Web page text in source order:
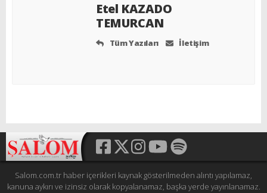
Etel KAZADO
TEMURCAN
Tüm Yazıları İletişim
Salom.com.tr haber içerikleri kaynak gösterilmeden alıntı yapılamaz,
kanuna aykırı ve izinsiz olarak kopyalanamaz, başka yerde yayınlanamaz.